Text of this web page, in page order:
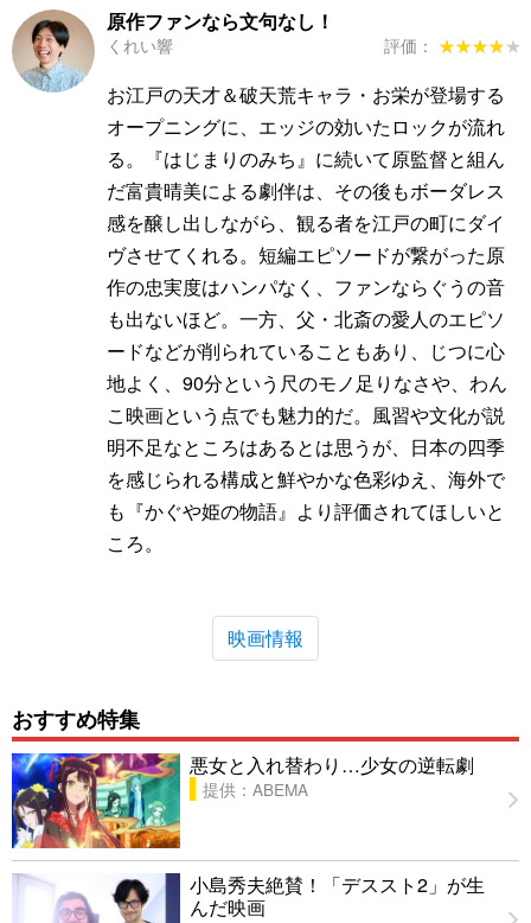
原作ファンなら文句なし！
くれい響 評価： ★★★★★
★★★★★
お江戸の天才＆破天荒キャラ・お栄が登場する
オープニングに、エッジの効いたロックが流れ
る。『はじまりのみち』に続いて原監督と組ん
だ富貴晴美による劇伴は、その後もボーダレス
感を醸し出しながら、観る者を江戸の町にダイ
ヴさせてくれる。短編エピソードが繋がった原
作の忠実度はハンパなく、ファンならぐうの音
も出ないほど。一方、父・北斎の愛人のエピソ
ードなどが削られていることもあり、じつに心
地よく、90分という尺のモノ足りなさや、わん
こ映画という点でも魅力的だ。風習や文化が説
明不足なところはあるとは思うが、日本の四季
を感じられる構成と鮮やかな色彩ゆえ、海外で
も『かぐや姫の物語』より評価されてほしいと
ころ。
映画情報
おすすめ特集
悪女と入れ替わり…少女の逆転劇
提供：ABEMA
小島秀夫絶賛！「デススト2」が生
んだ映画